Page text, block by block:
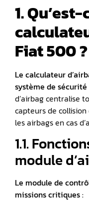
1.
Fiat 500 ?
Le calculateur
système de
d’airbag centralise
capteurs de
les airbags en cas
1.1.
module
Le module de
missions critiques :